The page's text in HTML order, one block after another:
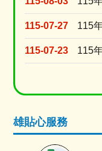
115-07-27
115-07-23
雄貼心服務